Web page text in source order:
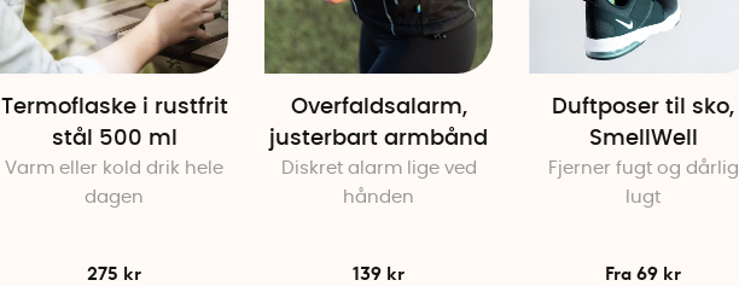
Termoflaske i rustfrit
stål 500 ml
Varm eller kold drik hele
dagen
275 kr
Overfaldsalarm,
justerbart armbånd
Diskret alarm lige ved
hånden
139 kr
Duftposer til sko,
SmellWell
Fjerner fugt og dårlig
lugt
Fra 69 kr